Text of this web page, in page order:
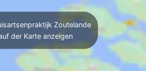
Zoutelande
der Karte anzeigen